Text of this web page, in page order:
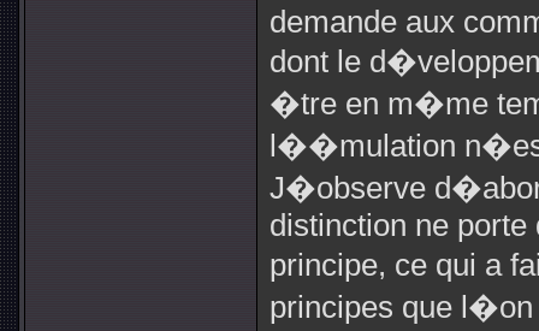
demande aux
dont le
�tre en m�me
l��mulation
J�observe
distinction ne
principe, ce qui a
principes que